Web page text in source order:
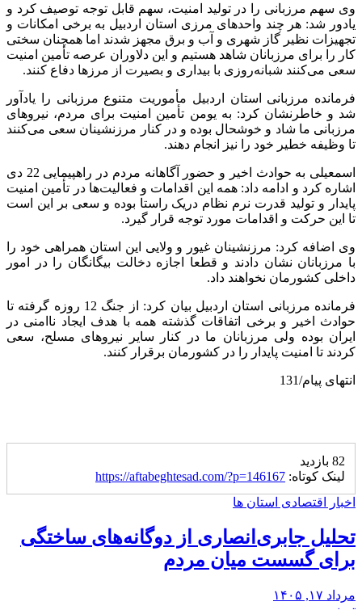
وی سهم مرزبانی را در تولید امنیت، سهم قابل توجه توصیف کرد و
یادور شد: هر چند واحدهای مرزی استان اردبیل به برخی امکانات و
تجهیزات نظیر گاز شهری و آب و برق مجهز شدند اما همچنان سختی
کار را برای مرزبانان شاهد هستیم و این دلاوران عرصه تأمین امنیت
سعی می‌کنند شبانه‌روزی با بیداری و بصیرت از مرزها دفاع کنند.
فرمانده مرزبانی استان اردبیل مأموریت متنوع مرزبانی را یادآور
شد و خاطرنشان کرد: به یومن تأمین امنیت برای مردم، نیروهای
مرزبانی ما شاد و خوشحال بوده و در کنار مرزنشینان سعی می‌کنند
تا وظیفه خطیر خود را نیز انجام دهند.
اسمعیلی به حوادث اخیر و حضور آگاهانه مردم در راهپیمایی 22 دی
اشاره کرد و ادامه داد: همه این اقدامات و فعالیت‌ها در تأمین امنیت
پایدار و تولید قدرت نرم نظام دریک راستا بوده و سعی بر این است
تا این حرکت و اقدامات مورد توجه قرار گیرد.
وی اضافه کرد: مرزنشینان غیور و ولایی این استان همراهی خود را
با مرزبانان نشان دادند و قطعا اجازه دخالت بیگانگان را در امور
داخلی کشورمان نخواهند داد.
فرمانده مرزبانی استان اردبیل بیان کرد: از جنگ 12 روزه گرفته تا
حوادث اخیر و برخی اتفاقات گذشته همه با هدف ایجاد ناامنی در
ایران بوده ولی مرزبانان ما در کنار سایر نیروهای مسلح، سعی
کردند تا امنیت پایدار را در کشورمان برقرار کنند.
انتهای پیام/131
82 بازدید
لینک کوتاه: https://aftabeghtesad.com/?p=146167
اخبار اقتصادی استان ها
تحلیل جابری‌انصاری از دوگانه‌های ساختگی
‌برای گسست میان مردم
مرداد ۱۷, ۱۴۰۵